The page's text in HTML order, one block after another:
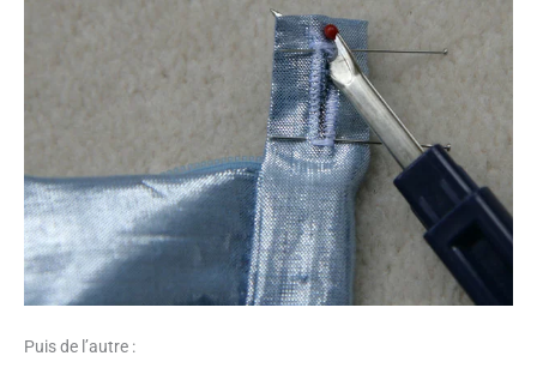
Puis de l’autre :